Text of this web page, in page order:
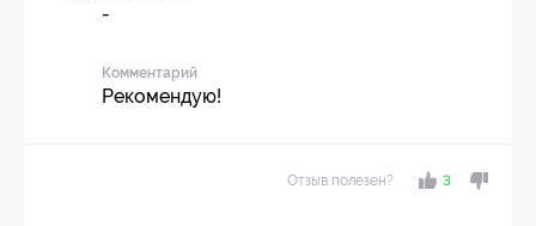
-
Комментарий
Рекомендую!
Отзыв полезен? 3